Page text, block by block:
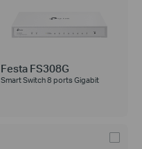
Festa FS308G
Smart Switch 8 ports Gigabit